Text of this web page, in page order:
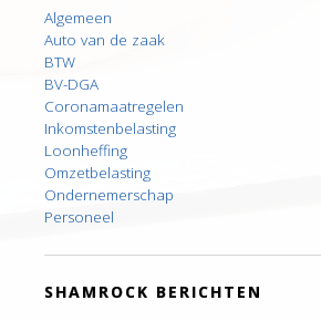
Algemeen
Auto van de zaak
BTW
BV-DGA
Coronamaatregelen
Inkomstenbelasting
Loonheffing
Omzetbelasting
Ondernemerschap
Personeel
SHAMROCK BERICHTEN